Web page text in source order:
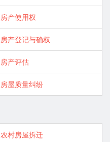
房产使用权
房产登记与确权
房产评估
房屋质量纠纷
农村房屋拆迁